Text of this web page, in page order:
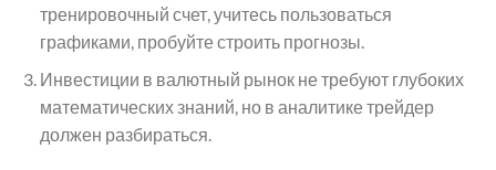
тренировочный счет, учитесь пользоваться
графиками, пробуйте строить прогнозы.
Инвестиции в валютный рынок не требуют глубоких
математических знаний, но в аналитике трейдер
должен разбираться.